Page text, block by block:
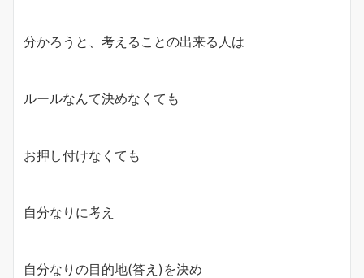
分かろうと、考えることの出来る人は
ルールなんて決めなくても
お押し付けなくても
自分なりに考え
自分なりの目的地(答え)を決め